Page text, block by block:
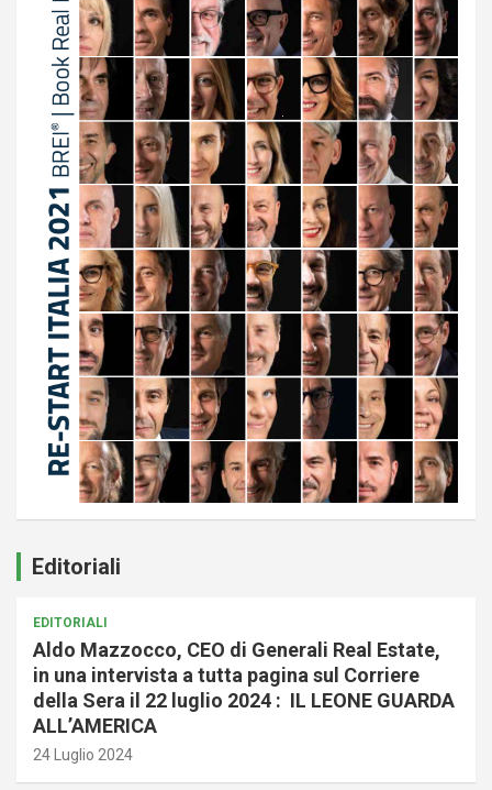
Editoriali
EDITORIALI
Aldo Mazzocco, CEO di Generali Real Estate,
in una intervista a tutta pagina sul Corriere
della Sera il 22 luglio 2024 : IL LEONE GUARDA
ALL’AMERICA
24 Luglio 2024